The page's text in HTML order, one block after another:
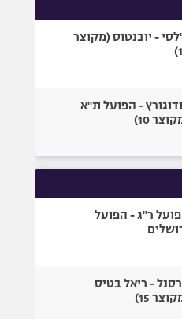
- יובנטוס (מקוצר
- הפועל ת"א
10)
ר"ג - הפועל
- ריאל בטיס
15)